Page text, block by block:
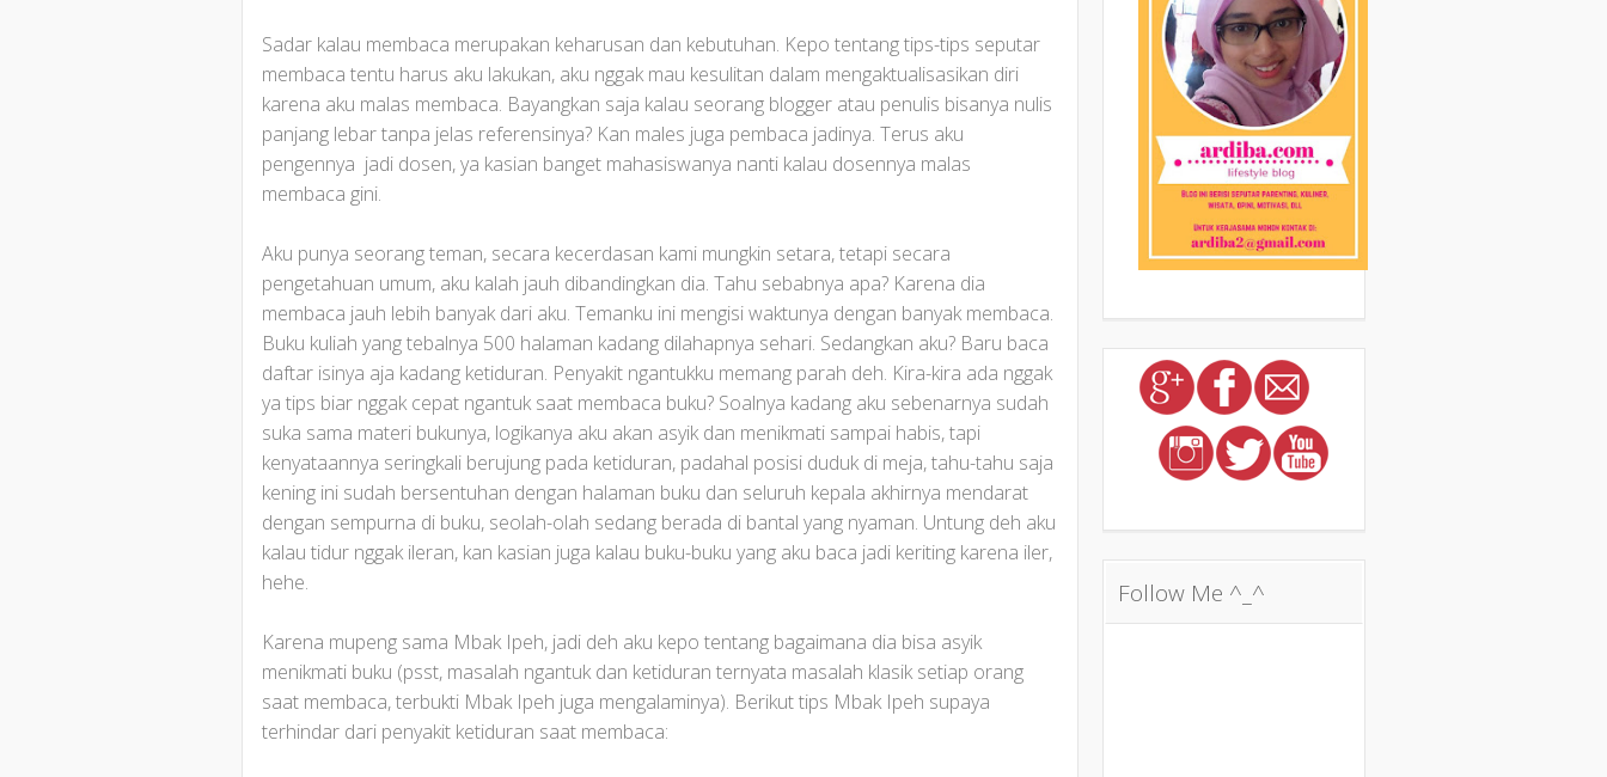
Sadar kalau membaca merupakan keharusan dan kebutuhan. Kepo tentang tips-tips seputar
membaca tentu harus aku lakukan, aku nggak mau kesulitan dalam mengaktualisasikan diri
karena aku malas membaca. Bayangkan saja kalau seorang blogger atau penulis bisanya nulis
panjang lebar tanpa jelas referensinya? Kan males juga pembaca jadinya. Terus aku
pengennya jadi dosen, ya kasian banget mahasiswanya nanti kalau dosennya malas
membaca gini.
Aku punya seorang teman, secara kecerdasan kami mungkin setara, tetapi secara
pengetahuan umum, aku kalah jauh dibandingkan dia. Tahu sebabnya apa? Karena dia
membaca jauh lebih banyak dari aku. Temanku ini mengisi waktunya dengan banyak membaca.
Buku kuliah yang tebalnya 500 halaman kadang dilahapnya sehari. Sedangkan aku? Baru baca
daftar isinya aja kadang ketiduran. Penyakit ngantukku memang parah deh. Kira-kira ada nggak
ya tips biar nggak cepat ngantuk saat membaca buku? Soalnya kadang aku sebenarnya sudah
suka sama materi bukunya, logikanya aku akan asyik dan menikmati sampai habis, tapi
kenyataannya seringkali berujung pada ketiduran, padahal posisi duduk di meja, tahu-tahu saja
kening ini sudah bersentuhan dengan halaman buku dan seluruh kepala akhirnya mendarat
dengan sempurna di buku, seolah-olah sedang berada di bantal yang nyaman. Untung deh aku
kalau tidur nggak ileran, kan kasian juga kalau buku-buku yang aku baca jadi keriting karena iler,
hehe.
Karena mupeng sama Mbak Ipeh, jadi deh aku kepo tentang bagaimana dia bisa asyik
menikmati buku (psst, masalah ngantuk dan ketiduran ternyata masalah klasik setiap orang
saat membaca, terbukti Mbak Ipeh juga mengalaminya). Berikut tips Mbak Ipeh supaya
terhindar dari penyakit ketiduran saat membaca:
Follow Me ^_^